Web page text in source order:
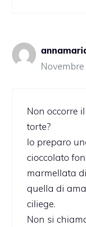
Non occorre
torte?
Io preparo
cioccolato
marmellata
quella di
ciliege.
Non si